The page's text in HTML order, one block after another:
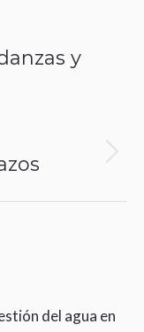
y
del agua en